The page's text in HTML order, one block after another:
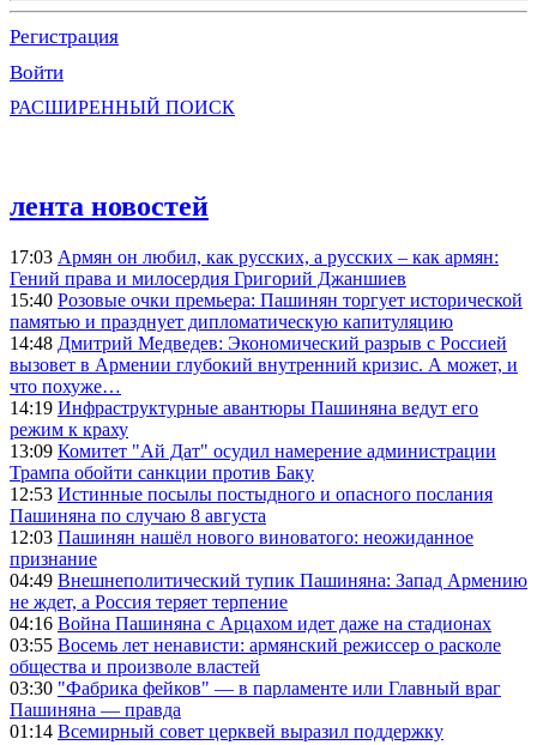
Регистрация
Войти
РАСШИРЕННЫЙ ПОИСК
лента новостей
17:03 Армян он любил, как русских, а русских – как армян:
Гений права и милосердия Григорий Джаншиев
15:40 Розовые очки премьера: Пашинян торгует исторической
памятью и празднует дипломатическую капитуляцию
14:48 Дмитрий Медведев: Экономический разрыв с Россией
вызовет в Армении глубокий внутренний кризис. А может, и
что похуже…
14:19 Инфраструктурные авантюры Пашиняна ведут его
режим к краху
13:09 Комитет "Ай Дат" осудил намерение администрации
Трампа обойти санкции против Баку
12:53 Истинные посылы постыдного и опасного послания
Пашиняна по случаю 8 августа
12:03 Пашинян нашёл нового виноватого: неожиданное
признание
04:49 Внешнеполитический тупик Пашиняна: Запад Армению
не ждет, а Россия теряет терпение
04:16 Война Пашиняна с Арцахом идет даже на стадионах
03:55 Восемь лет ненависти: армянский режиссер о расколе
общества и произволе властей
03:30 "Фабрика фейков" — в парламенте или Главный враг
Пашиняна — правда
01:14 Всемирный совет церквей выразил поддержку